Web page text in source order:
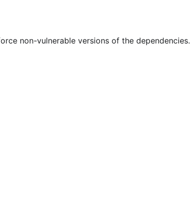
non-vulnerable versions of the dependencies.